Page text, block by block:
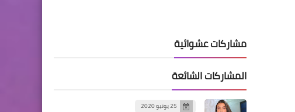
مشاركات عشوائية
المشاركات الشائعة
25 يونيو 2020